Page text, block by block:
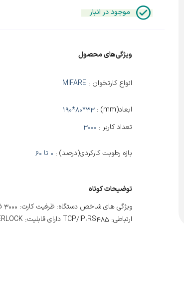
موجود در انبار
ویژگی‌های محصول
انواع کارتخوان : MIFARE
ابعاد(mm) :
190*80*33
تعداد کاربر : 3000
بازه رطوبت کارکردی(درصد) : 0 تا 60
توضیحات کوتاه
ارتباطی: TCP/IP،RS485 دارای قابلیت: TWO DOOR INTERLOCK